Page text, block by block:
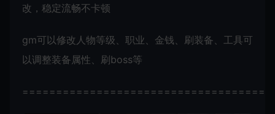
改，稳定流畅不卡顿
gm可以修改人物等级、职业、金钱、刷装备、工具可
以调整装备属性、刷boss等